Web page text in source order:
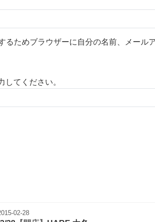
るためブラウザーに自分の名前、メール
してください。
02-28